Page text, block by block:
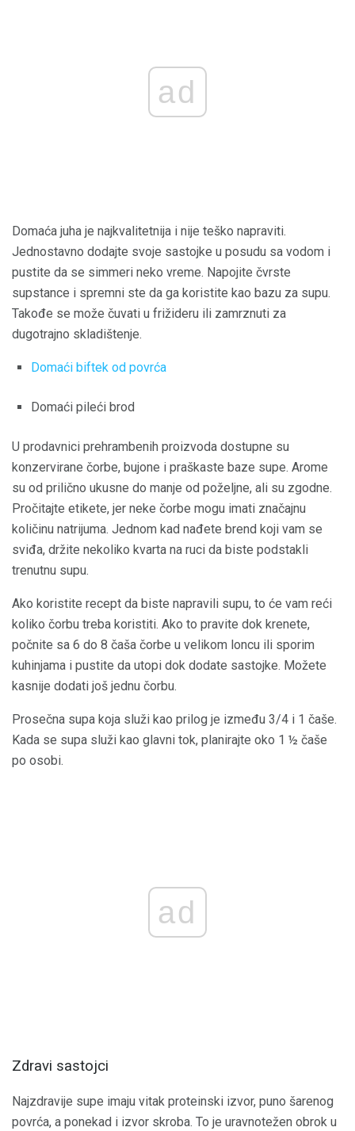
ad
Domaća juha je najkvalitetnija i nije teško napraviti.
Jednostavno dodajte svoje sastojke u posudu sa vodom i
pustite da se simmeri neko vreme. Napojite čvrste
supstance i spremni ste da ga koristite kao bazu za supu.
Takođe se može čuvati u frižideru ili zamrznuti za
dugotrajno skladištenje.
Domaći biftek od povrća
Domaći pileći brod
U prodavnici prehrambenih proizvoda dostupne su
konzervirane čorbe, bujone i praškaste baze supe. Arome
su od prilično ukusne do manje od poželjne, ali su zgodne.
Pročitajte etikete, jer neke čorbe mogu imati značajnu
količinu natrijuma. Jednom kad nađete brend koji vam se
sviđa, držite nekoliko kvarta na ruci da biste podstakli
trenutnu supu.
Ako koristite recept da biste napravili supu, to će vam reći
koliko čorbu treba koristiti. Ako to pravite dok krenete,
počnite sa 6 do 8 čaša čorbe u velikom loncu ili sporim
kuhinjama i pustite da utopi dok dodate sastojke. Možete
kasnije dodati još jednu čorbu.
Prosečna supa koja služi kao prilog je između 3/4 i 1 čaše.
Kada se supa služi kao glavni tok, planirajte oko 1 ½ čaše
po osobi.
ad
Zdravi sastojci
Najzdravije supe imaju vitak proteinski izvor, puno šarenog
povrća, a ponekad i izvor skroba. To je uravnotežen obrok u